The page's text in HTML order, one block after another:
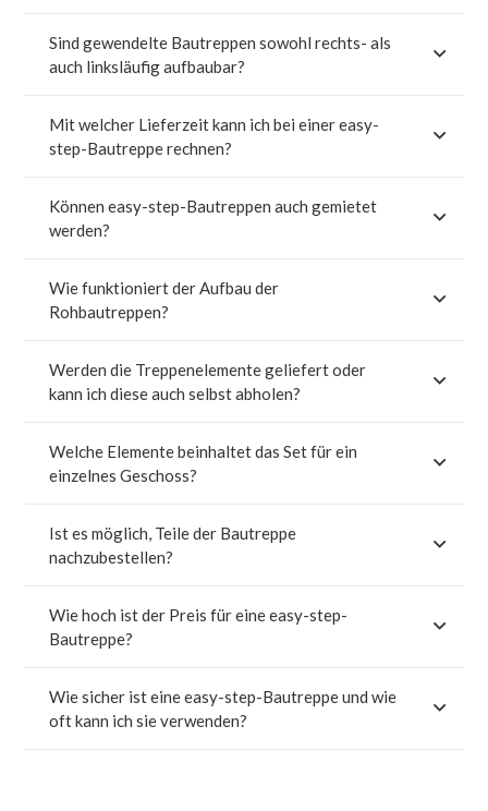
Sind gewendelte Bautreppen sowohl rechts- als
auch linksläufig aufbaubar?
Mit welcher Lieferzeit kann ich bei einer easy-
step-Bautreppe rechnen?
Können easy-step-Bautreppen auch gemietet
werden?
Wie funktioniert der Aufbau der
Rohbautreppen?
Werden die Treppenelemente geliefert oder
kann ich diese auch selbst abholen?
Welche Elemente beinhaltet das Set für ein
einzelnes Geschoss?
Ist es möglich, Teile der Bautreppe
nachzubestellen?
Wie hoch ist der Preis für eine easy-step-
Bautreppe?
Wie sicher ist eine easy-step-Bautreppe und wie
oft kann ich sie verwenden?